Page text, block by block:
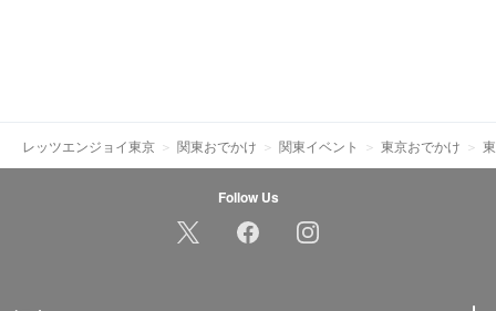
レッツエンジョイ東京 関東おでかけ 関東イベント 東京おでかけ
Follow Us